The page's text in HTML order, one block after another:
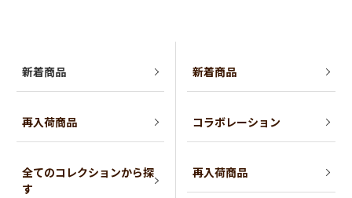
新着商品
再入荷商品
全てのコレクションから探
す
新着商品
コラボレーション
再入荷商品